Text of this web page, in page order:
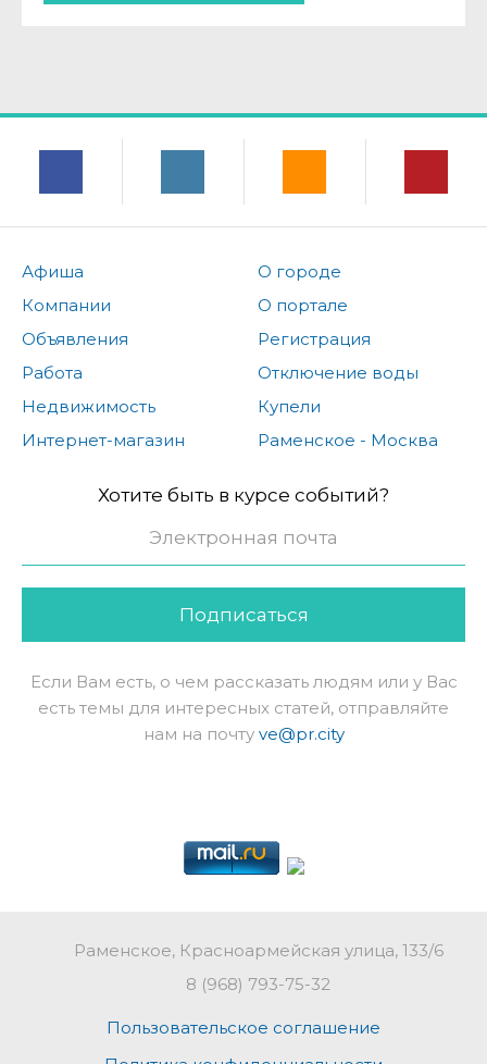
Афиша
Компании
Объявления
Работа
Недвижимость
Интернет-магазин
О городе
О портале
Регистрация
Отключение воды
Купели
Раменское - Москва
Хотите быть в курсе событий?
Подписаться
Если Вам есть, о чем рассказать людям или у Вас
есть темы для интересных статей, отправляйте
нам на почту ve@pr.city
Раменское, Красноармейская улица, 133/6
8 (968) 793-75-32
Пользовательское соглашение